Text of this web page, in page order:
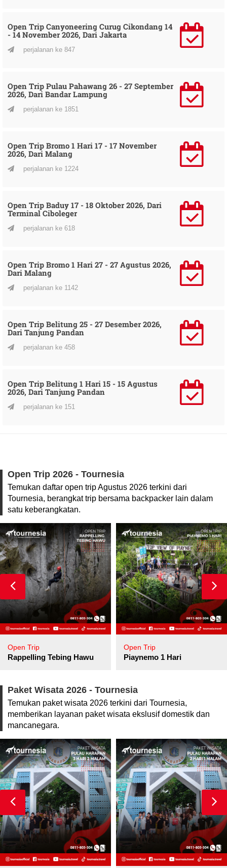
Open Trip Canyoneering Curug Cikondang 14
- 14 November 2026, Dari Jakarta
perjalanan ke 847
Open Trip Pulau Pahawang 26 - 27 September
2026, Dari Bandar Lampung
perjalanan ke 1851
Open Trip Bromo 1 Hari 17 - 17 November
2026, Dari Malang
perjalanan ke 1224
Open Trip Baduy 17 - 18 Oktober 2026, Dari
Terminal Ciboleger
perjalanan ke 618
Open Trip Bromo 1 Hari 27 - 27 Agustus 2026,
Dari Malang
perjalanan ke 1142
Open Trip Belitung 25 - 27 Desember 2026,
Dari Tanjung Pandan
perjalanan ke 458
Open Trip Belitung 1 Hari 15 - 15 Agustus
2026, Dari Tanjung Pandan
perjalanan ke 151
Open Trip 2026 - Tournesia
Temukan daftar open trip Agustus 2026 terkini dari
Tournesia, berangkat trip bersama backpacker lain dalam
satu keberangkatan.
Open Trip
Rappelling Tebing Hawu
Open Trip
Piaynemo 1 Hari
Paket Wisata 2026 - Tournesia
Temukan paket wisata 2026 terkini dari Tournesia,
memberikan layanan paket wisata ekslusif domestik dan
mancanegara.